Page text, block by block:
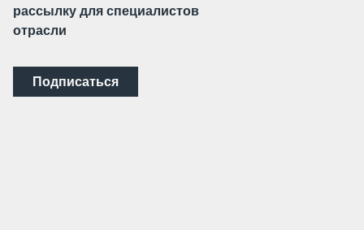
рассылку для специалистов
отрасли
Подписаться